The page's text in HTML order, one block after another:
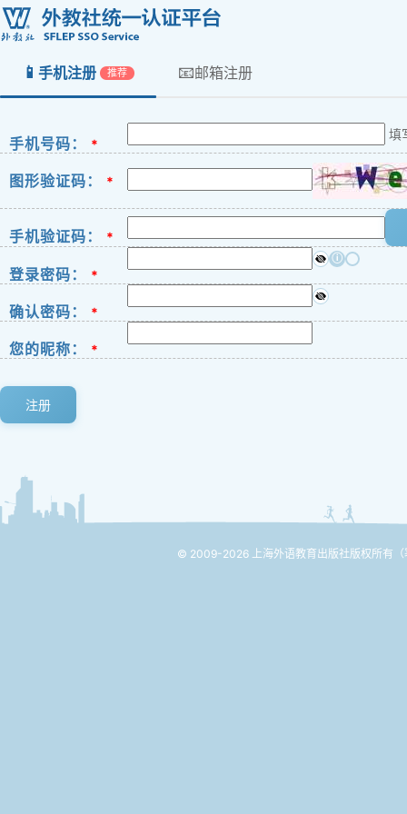
📱 手机注册 推荐 📧邮箱注册
手机号码： *
填
图形验证码： *
手机验证码： *
登录密码： *
ⓘ
确认密码： *
您的昵称： *
注册
© 2009-2026 上海外语教育出版社版权所有